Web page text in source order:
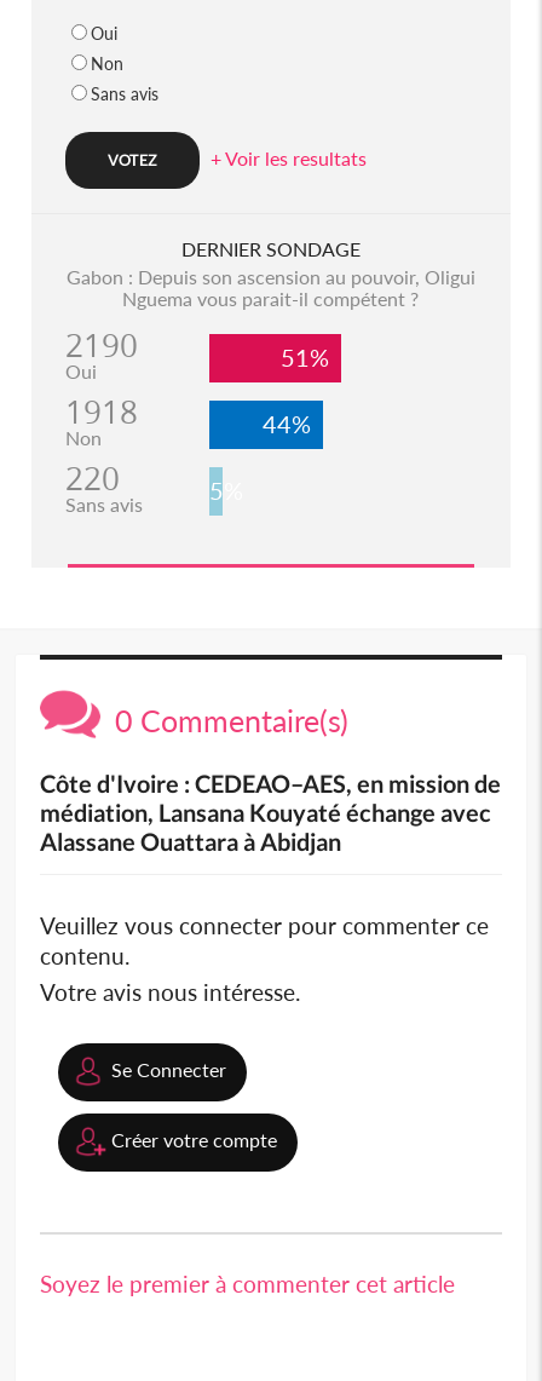
Oui
Non
Sans avis
+ Voir les resultats
DERNIER SONDAGE
Gabon : Depuis son ascension au pouvoir, Oligui
Nguema vous parait-il compétent ?
2190
Oui 51%
1918
Non 44%
220
Sans avis 5%
0 Commentaire(s)
Côte d'Ivoire : CEDEAO–AES, en mission de
médiation, Lansana Kouyaté échange avec
Alassane Ouattara à Abidjan
Veuillez vous connecter pour commenter ce
contenu.
Votre avis nous intéresse.
Se Connecter
Créer votre compte
Soyez le premier à commenter cet article